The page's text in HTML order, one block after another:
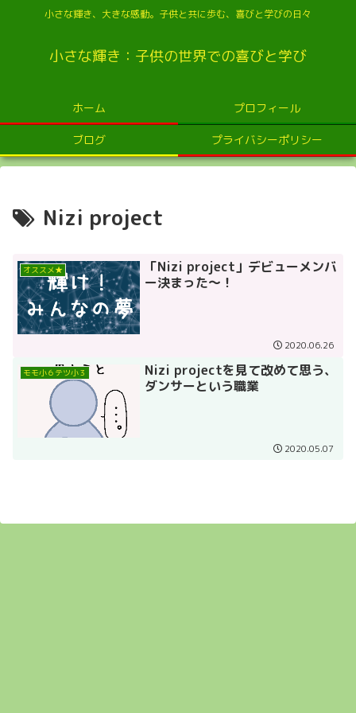
小さな輝き、大きな感動。子供と共に歩む、喜びと学びの日々
小さな輝き：子供の世界での喜びと学び
ホーム プロフィール
ブログ プライバシーポリシー
Nizi project
オススメ★
「Nizi project」デビューメンバ
ー決まった～！
2020.06.26
モモ小６テツ小３
Nizi projectを見て改めて思う、
ダンサーという職業
2020.05.07